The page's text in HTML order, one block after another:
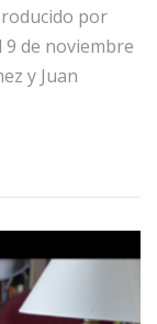
por
9 de noviembre
y Juan